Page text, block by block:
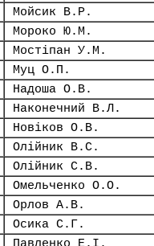
Мойсик В.Р.
Мороко Ю.М.
Мостіпан У.М.
Муц О.П.
Надоша О.В.
Наконечний В.Л.
Новіков О.В.
Олійник В.С.
Олійник С.В.
Омельченко О.О.
Орлов А.В.
Осика С.Г.